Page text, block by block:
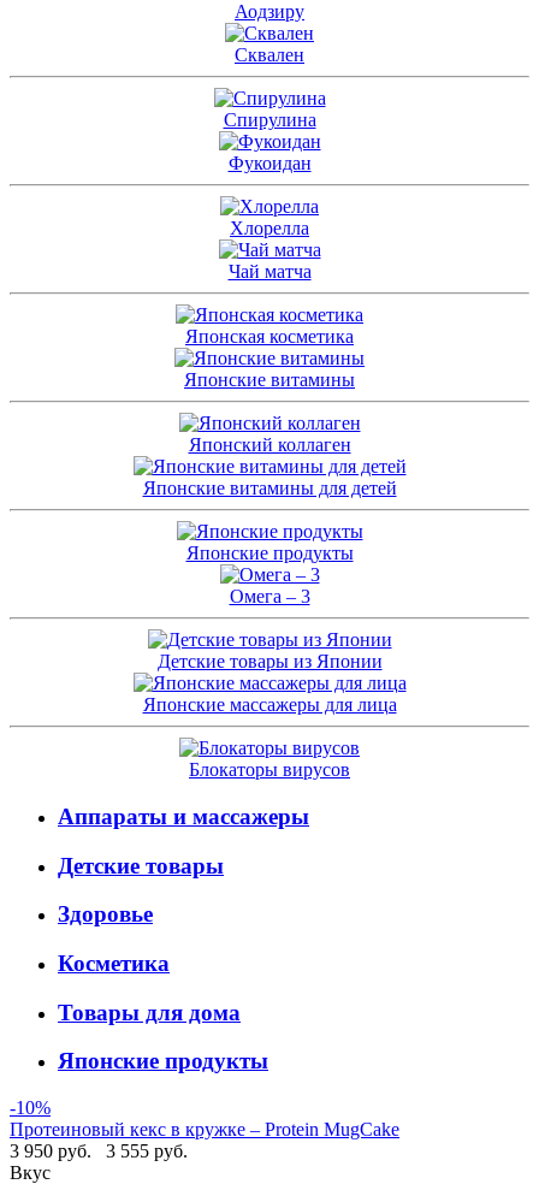
Аодзиру
Сквален
Спирулина
Фукоидан
Хлорелла
Чай матча
Японская косметика
Японские витамины
Японский коллаген
Японские витамины для детей
Японские продукты
Омега – 3
Детские товары из Японии
Японские массажеры для лица
Блокаторы вирусов
Аппараты и массажеры
Детские товары
Здоровье
Косметика
Товары для дома
Японские продукты
-10%
Протеиновый кекс в кружке – Protein MugCake
3 950 руб.
3 555 руб.
Вкус